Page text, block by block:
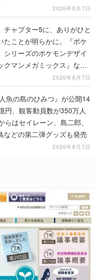
2026年8月7日
チャプター5に、ありがひと
たことが明らかに。『ポケ
シリーズのポケモンデザイ
クマンメガミックス』など
2026年8月7日
魚の島のひみつ』が公開14
円、観客動員数が350万人
らはセイレーン、島二郎、
などの第二弾グッズも発売
2026年8月7日